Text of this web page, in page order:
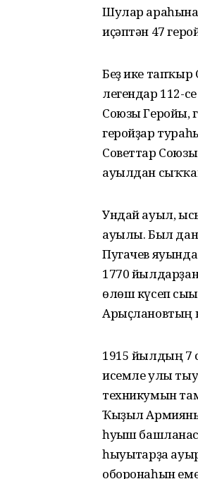
Шулар
иҫәптән 47
Беҙ ике тапҡыр
легендар 112-
Союзы Геройы,
геройҙар
Советтар
ауылдан
Ундай ауыл,
ауылы. Был
Пугачев
1770
өлөш күсеп
Арыҫлановтың
1915 йылдың 7
исемле улы
техникумын
Ҡыҙыл
һуғыш
һыуығтарҙа
оборонаһын